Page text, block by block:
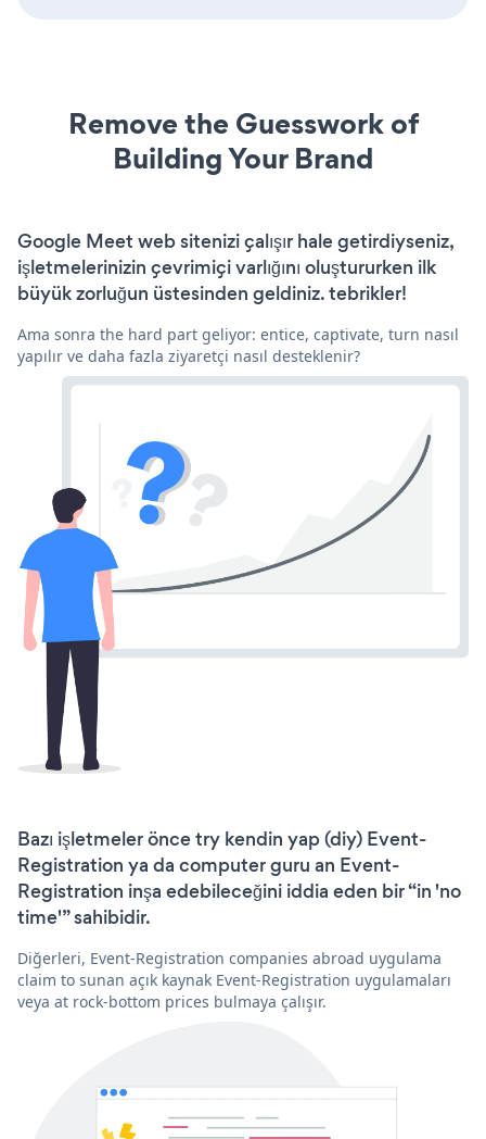
Remove the Guesswork of
Building Your Brand
Google Meet web sitenizi çalışır hale getirdiyseniz,
işletmelerinizin çevrimiçi varlığını oluştururken ilk
büyük zorluğun üstesinden geldiniz. tebrikler!
Ama sonra the hard part geliyor: entice, captivate, turn nasıl
yapılır ve daha fazla ziyaretçi nasıl desteklenir?
Bazı işletmeler önce try kendin yap (diy) Event-
Registration ya da computer guru an Event-
Registration inşa edebileceğini iddia eden bir “in 'no
time'” sahibidir.
Diğerleri, Event-Registration companies abroad uygulama
claim to sunan açık kaynak Event-Registration uygulamaları
veya at rock-bottom prices bulmaya çalışır.